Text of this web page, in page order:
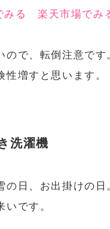
みる 楽天市場でみ
ので、転倒注意です
性増すと思います。
洗濯機
の日、お出掛けの日
いです。